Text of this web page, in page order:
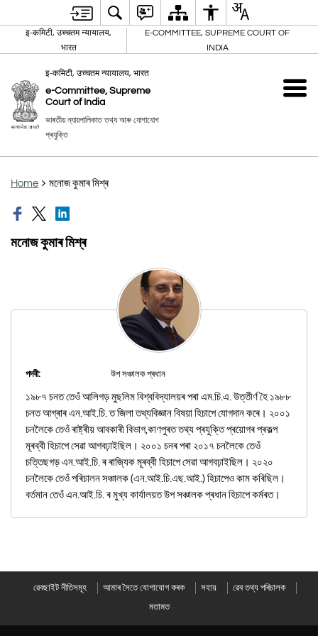
इ-कमिटी, उच्चतम न्यायालय,
भारत
E-COMMITTEE, SUPREME COURT OF
INDIA
इ-कमिटी, उच्चतम न्यायालय, भारत
e-Committee, Supreme
Court of India
ভাৰতীয় ন্যায়পালিকাত তথ্য আৰু যোগাযোগ
প্ৰযুক্তি
Home মনোজ কুমাৰ মিশ্ৰ
মনোজ কুমাৰ মিশ্ৰ
পদবী: উপ সঞ্চালক প্ৰধান
১৯৮৭ চনত তেওঁ আলিগড় মুছলিম বিশ্ববিদ্যালয়ৰ পৰা এম.চি.এ. উত্তীৰ্ণ হৈ ১৯৮৮
চনত আগ্ৰাৰ এন.আই.চি. ত জিলা তথ্যবিজ্ঞান বিষয়া হিচাপে যোগদান কৰে। ২০০১
চনলৈকে তেওঁ ৰাষ্ট্ৰীয় আবকাৰী বিভাগ,কাণপুৰত তথ্য প্ৰযুক্তি প্ৰয়োগৰ প্ৰকল্প
মূৰব্বী হিচাপে সেৱা আগবঢ়াইছিল। ২০০১ চনৰ পৰা ২০১৭ চনলৈকে তেওঁ
চত্তিছগড় এন.আই.চি. ৰ ৰাজ্যিক মূৰব্বী হিচাপে সেৱা আগবঢ়াইছিল। ২০২০
চনলৈকে তেওঁ পৰিচালন সঞ্চালক (এন.আই.চি.এছ.আই.) হিচাপেও কাম কৰিছিল।
বৰ্তমান তেওঁ এন.আই.চি. ৰ মুখ্য কাৰ্যালয়ত উপ সঞ্চালক প্ৰধান হিচাপে কৰ্মৰত।
ৱেবছাইট নীতিসমূহ আমাৰ সৈতে যোগাযোগ কৰক সহায়
ৱেব তথ্য পৰিচালক
মতামত